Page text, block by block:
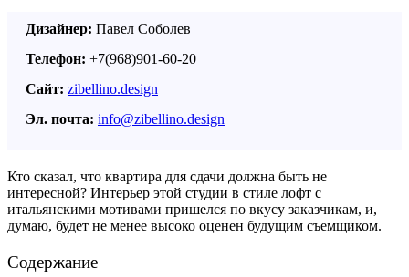
Дизайнер: Павел Соболев
Телефон: +7(968)901-60-20
Сайт: zibellino.design
Эл. почта: info@zibellino.design
Кто сказал, что квартира для сдачи должна быть не
интересной? Интерьер этой студии в стиле лофт с
итальянскими мотивами пришелся по вкусу заказчикам, и,
думаю, будет не менее высоко оценен будущим съемщиком.
Содержание